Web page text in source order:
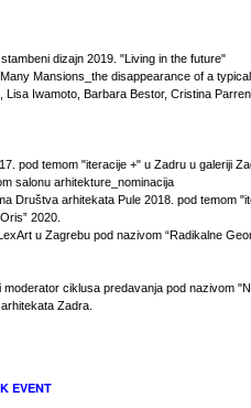
dizajn 2019. "Living in the future"
Mansions_the disappearance of a
Lisa Iwamoto, Barbara Bestor, Cristina
pod temom "iteracije +" u Zadru u galeriji
salonu arhitekture_nominacija
Društva arhitekata Pule 2018. pod temom
2020.
u Zagrebu pod nazivom “Radikalne
moderator ciklusa predavanja pod nazivom
Zadra.
EVENT